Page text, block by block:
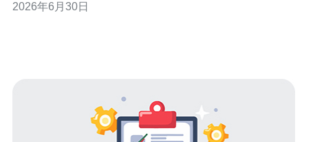
款，并准备企业资质与税务信息以备核验。 2. 选择服务器
2026年6月30日